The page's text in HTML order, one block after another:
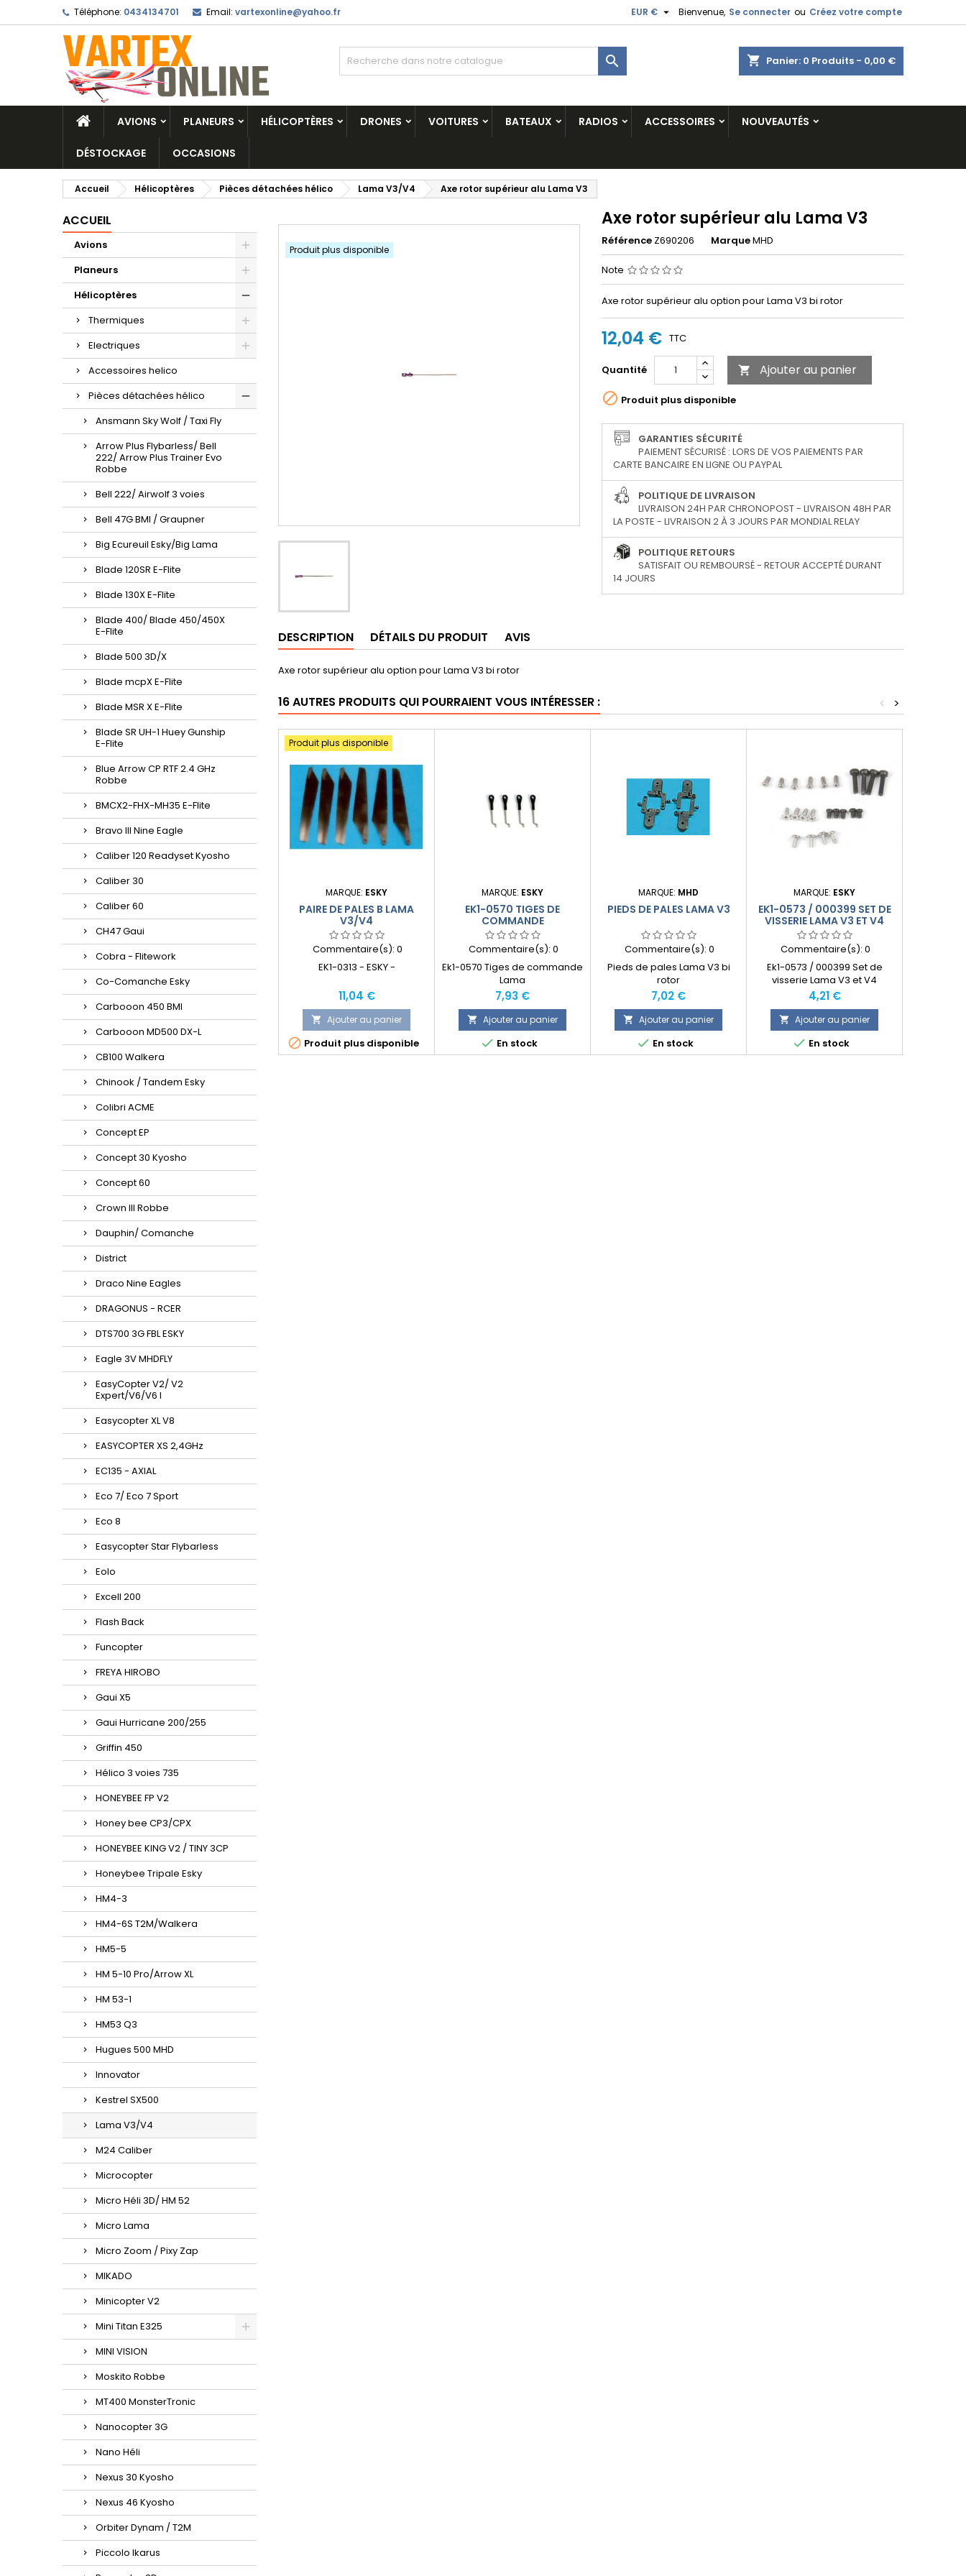
Téléphone: 0434134701 Email: vartexonline@yahoo.fr Bienvenue, Se connecter ou Créez votre compte
EUR € 
shopping_cart Panier: 0 Produits - 0,00 €

AVIONS PLANEURS HÉLICOPTÈRES DRONES VOITURES BATEAUX RADIOS ACCESSOIRES NOUVEAUTÉS
DÉSTOCKAGE OCCASIONS
Accueil Hélicoptères Pièces détachées hélico Lama V3/V4 Axe rotor supérieur alu Lama V3
ACCUEIL
Avions
Planeurs
Hélicoptères
Thermiques
Electriques
Accessoires helico
Pièces détachées hélico
Ansmann Sky Wolf / Taxi Fly
Arrow Plus Flybarless/ Bell
222/ Arrow Plus Trainer Evo
Robbe
Bell 222/ Airwolf 3 voies
Bell 47G BMI / Graupner
Big Ecureuil Esky/Big Lama
Blade 120SR E-Flite
Blade 130X E-Flite
Blade 400/ Blade 450/450X
E-Flite
Blade 500 3D/X
Blade mcpX E-Flite
Blade MSR X E-Flite
Blade SR UH-1 Huey Gunship
E-Flite
Blue Arrow CP RTF 2.4 GHz
Robbe
BMCX2-FHX-MH35 E-Flite
Bravo III Nine Eagle
Caliber 120 Readyset Kyosho
Caliber 30
Caliber 60
CH47 Gaui
Cobra - Flitework
Co-Comanche Esky
Carbooon 450 BMI
Carbooon MD500 DX-L
CB100 Walkera
Chinook / Tandem Esky
Colibri ACME
Concept EP
Concept 30 Kyosho
Concept 60
Crown III Robbe
Dauphin/ Comanche
District
Draco Nine Eagles
DRAGONUS - RCER
DTS700 3G FBL ESKY
Eagle 3V MHDFLY
EasyCopter V2/ V2
Expert/V6/V6 l
Easycopter XL V8
EASYCOPTER XS 2,4GHz
EC135 - AXIAL
Eco 7/ Eco 7 Sport
Eco 8
Easycopter Star Flybarless
Eolo
Excell 200
Flash Back
Funcopter
FREYA HIROBO
Gaui X5
Gaui Hurricane 200/255
Griffin 450
Hélico 3 voies 735
HONEYBEE FP V2
Honey bee CP3/CPX
HONEYBEE KING V2 / TINY 3CP
Honeybee Tripale Esky
HM4-3
HM4-6S T2M/Walkera
HM5-5
HM 5-10 Pro/Arrow XL
HM 53-1
HM53 Q3
Hugues 500 MHD
Innovator
Kestrel SX500
Lama V3/V4
M24 Caliber
Microcopter
Micro Héli 3D/ HM 52
Micro Lama
Micro Zoom / Pixy Zap
MIKADO
Minicopter V2
Mini Titan E325
MINI VISION
Moskito Robbe
MT400 MonsterTronic
Nanocopter 3G
Nano Héli
Nexus 30 Kyosho
Nexus 46 Kyosho
Orbiter Dynam / T2M
Piccolo Ikarus
Produit plus disponible
Axe rotor supérieur alu Lama V3
Référence Z690206 MarqueMHD
Note
Axe rotor supérieur alu option pour Lama V3 bi rotor
12,04 € TTC
Quantité  Ajouter au panier
 Produit plus disponible
GARANTIES SÉCURITÉ
PAIEMENT SÉCURISÉ : LORS DE VOS PAIEMENTS PAR
CARTE BANCAIRE EN LIGNE OU PAYPAL
POLITIQUE DE LIVRAISON
LIVRAISON 24H PAR CHRONOPOST - LIVRAISON 48H PAR
LA POSTE - LIVRAISON 2 À 3 JOURS PAR MONDIAL RELAY
POLITIQUE RETOURS
SATISFAIT OU REMBOURSÉ - RETOUR ACCEPTÉ DURANT
14 JOURS
DESCRIPTION DÉTAILS DU PRODUIT AVIS
Axe rotor supérieur alu option pour Lama V3 bi rotor
16 AUTRES PRODUITS QUI POURRAIENT VOUS INTÉRESSER : >
<
Produit plus disponible
MARQUE: ESKY
PAIRE DE PALES B LAMA
V3/V4
Commentaire(s): 0
EK1-0313 - ESKY -
Prix
11,04 €
 Ajouter au panier
 Produit plus disponible
MARQUE: ESKY
EK1-0570 TIGES DE
COMMANDE
Commentaire(s): 0
Ek1-0570 Tiges de commande
Lama
Prix
7,93 €
 Ajouter au panier
 En stock
MARQUE: MHD
PIEDS DE PALES LAMA V3
Commentaire(s): 0
Pieds de pales Lama V3 bi
rotor
Prix
7,02 €
 Ajouter au panier
 En stock
MARQUE: ESKY
EK1-0573 / 000399 SET DE
VISSERIE LAMA V3 ET V4
Commentaire(s): 0
Ek1-0573 / 000399 Set de
visserie Lama V3 et V4
Prix
4,21 €
 Ajouter au panier
 En stock